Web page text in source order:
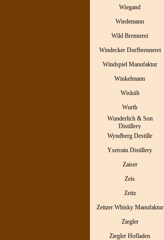
Wiegand
Wiedemann
Wild Brennerei
Windecker Dorfbrennerei
Windspiel Manufaktur
Winkelmann
Wisküh
Wurth
Wunderlich & Son
Distillery
Wyndberg Destille
Yserrain Distillery
Zaiser
Zeis
Zeitz
Zeitzer Whisky Manufaktur
Ziegler
Ziegler Hofladen